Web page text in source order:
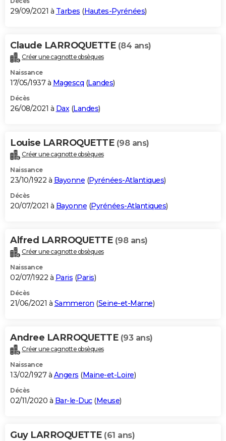
29/09/2021 à Tarbes (Hautes-Pyrénées)
Claude LARROQUETTE (84 ans)
Créer une cagnotte obsèques
Naissance
17/05/1937 à Magescq (Landes)
Décès
26/08/2021 à Dax(Landes)
Louise LARROQUETTE (98 ans)
Créer une cagnotte obsèques
Naissance
23/10/1922 à Bayonne (Pyrénées-Atlantiques)
Décès
20/07/2021 à Bayonne (Pyrénées-Atlantiques)
Alfred LARROQUETTE (98 ans)
Créer une cagnotte obsèques
Naissance
02/07/1922 à Paris (Paris)
Décès
21/06/2021 à Sammeron (Seine-et-Marne)
Andree LARROQUETTE (93 ans)
Créer une cagnotte obsèques
Naissance
13/02/1927 à Angers (Maine-et-Loire)
Décès
02/11/2020 à Bar-le-Duc(Meuse)
Guy LARROQUETTE (61 ans)